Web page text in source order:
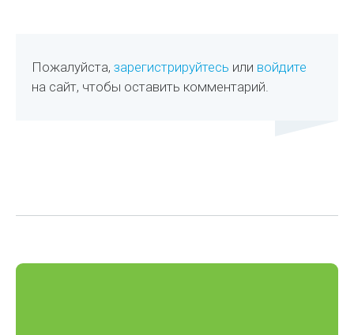
Пожалуйста,зарегистрируйтесь или войдите
на сайт, чтобы оставить комментарий.